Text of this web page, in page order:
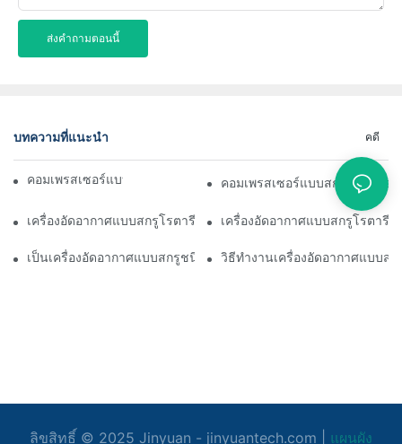
ส่งคำถามตอนนี้
บทความที่แนะนำ คดี
คอมเพรสเซอร์แบบสกรูทำงานอย่างไรคอมเพรสเซอร์แบบสกรูทำงานอย่
เครื่องอัดอากาศแบบสกรูโรตารีคืออะไรเครื่องอัดอากาศแบบสกรูโรตารีใ
เป็นเครื่องอัดอากาศแบบสกรูชนิดเงียบวิธีทำงานเครื่องอัดอากาศแบบสก
ลิขสิทธิ์ © 2025 Jinyuan - jinyuantech.com | แผนผัง